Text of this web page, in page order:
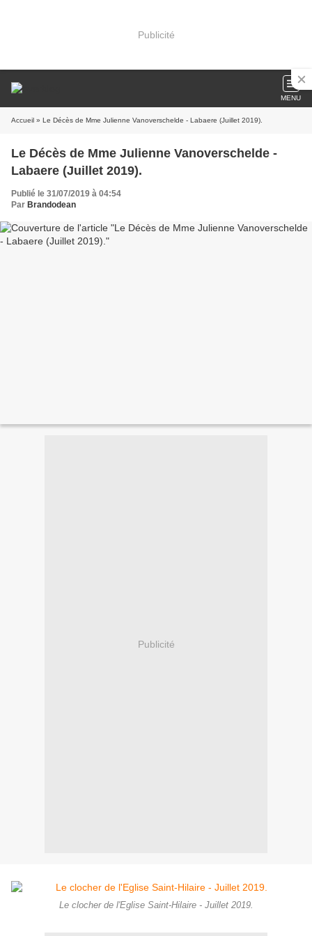
Publicité
MENU
Accueil » Le Décès de Mme Julienne Vanoverschelde - Labaere (Juillet 2019).
Le Décès de Mme Julienne Vanoverschelde -
Labaere (Juillet 2019).
Publié le 31/07/2019 à 04:54
Par Brandodean
Publicité
Le clocher de l'Eglise Saint-Hilaire - Juillet 2019.